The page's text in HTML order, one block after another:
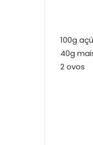
100g
40g
2 ovos